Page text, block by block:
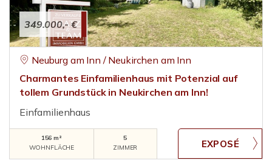
349.000,- €
Neuburg am Inn / Neukirchen am Inn
Charmantes Einfamilienhaus mit Potenzial auf
tollem Grundstück in Neukirchen am Inn!
Einfamilienhaus
156 m²
WOHNFLÄCHE
5
ZIMMER